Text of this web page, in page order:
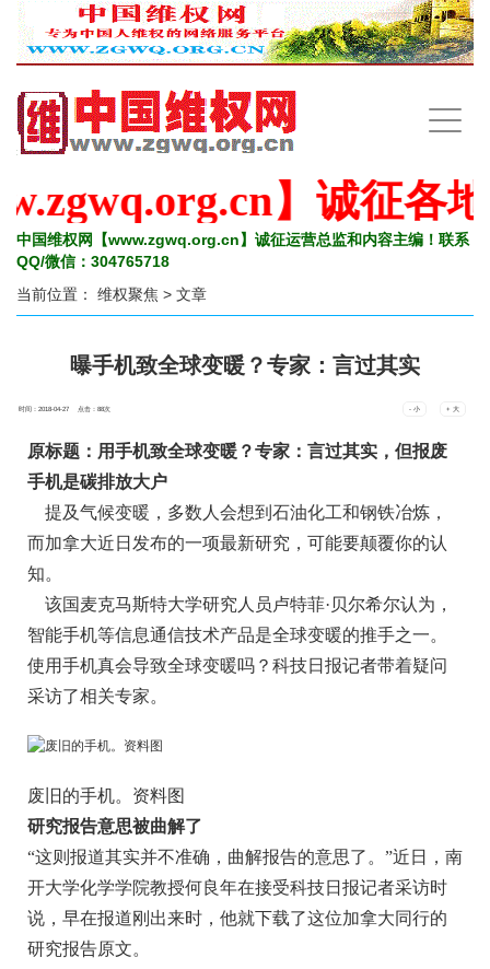
手
机
】诚征各
中国维权网【www.zgwq.org.cn】诚征运营总监和内容主编！联系
QQ/微信：304765718
当前位置： 维权聚焦 > 文章
曝手机致全球变暖？专家：言过其实
时间：2018-04-27 点击：88次 - 小 + 大
原标题：用手机致全球变暖 ？专家：言过其实，但报废
手机是碳排放大户
提及气候变暖，多数人会想到石油化工和钢铁冶炼，
而加拿大近日发布的一项最新研究，可能要颠覆你的认
知。
该国麦克马斯特大学研究人员卢特菲·贝尔希尔认为，
智能手机等信息通信技术产品是全球变暖的推手之一。
使用手机真会导致全球变暖吗？科技日报记者带着疑问
采访了相关专家。
废旧的手机。资料图
研究报告意思被曲解了
“这则报道其实并不准确，曲解报告的意思了。”近日，南
开大学化学学院教授何良年在接受科技日报记者采访时
说，早在报道刚出来时，他就下载了这位加拿大同行的
研究报告原文。